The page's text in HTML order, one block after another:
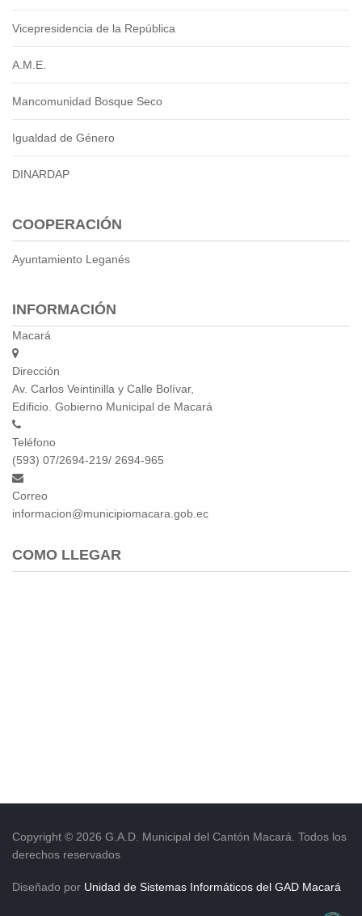
Vicepresidencia de la República
A.M.E.
Mancomunidad Bosque Seco
Igualdad de Género
DINARDAP
COOPERACIÓN
Ayuntamiento Leganés
INFORMACIÓN
Macará
Dirección
Av. Carlos Veintinilla y Calle Bolívar,
Edificio. Gobierno Municipal de Macará
Teléfono
(593) 07/2694-219/ 2694-965
Correo
informacion@municipiomacara.gob.ec
COMO LLEGAR
Copyright © 2026 G.A.D. Municipal del Cantón Macará. Todos los
derechos reservados
Diseñado por Unidad de Sistemas Informáticos del GAD Macará